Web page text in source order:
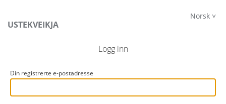
USTEKVEIKJA
Norsk
Logg inn
Din registrerte e-postadresse